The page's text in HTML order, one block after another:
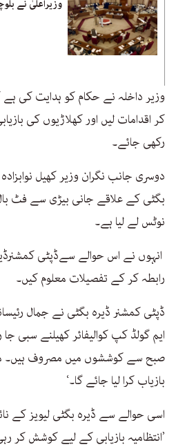
وزیراعلیٰ نے
وزیر داخلہ نے حکام کو ہدایت کی ہے
کر اقدامات لیں اور کھلاڑیوں کی
رکھی جائے۔
دوسری جانب نگران وزیر کھیل
بگٹی کے علاقے جانی بیڑی سے فٹ
نوٹس لے لیا ہے۔
انہوں نے اس حوالے سےڈپٹی
رابطہ کر کے تفصیلات معلوم کیں۔
ڈپٹی کمشنر ڈیرہ بگٹی نے جمال
ایم گولڈ کپ کوالیفائر کھیلنے سبی
صبح سے کوششوں میں مصروف ہیں۔
بازیاب کرا لیا جائے گا۔‘
اسی حوالے سے ڈیرہ بگٹی لیویز کے
’انتظامیہ بازیابی کے لیے کوشش کر